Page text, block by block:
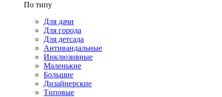
По типу
Для дачи
Для города
Для детсада
Антивандальные
Инклюзивные
Маленькие
Большие
Дизайнерские
Типовые